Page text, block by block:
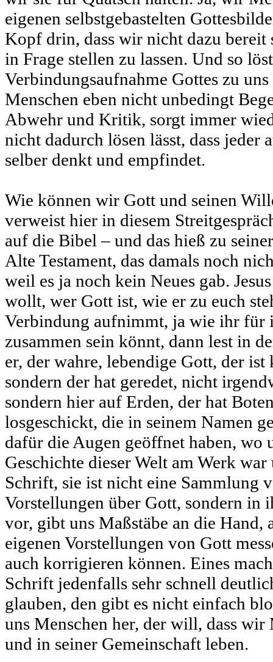
eigenen selbstgebastelten
Kopf drin, dass wir nicht dazu bereit
in Frage stellen zu lassen. Und so
Verbindungsaufnahme Gottes zu
Menschen eben nicht unbedingt
Abwehr und Kritik, sorgt immer
nicht dadurch lösen lässt, dass jeder
selber denkt und empfindet.
Wie können wir Gott und seinen
verweist hier in diesem
auf die Bibel – und das hieß zu
Alte Testament, das damals noch
weil es ja noch kein Neues gab.
wollt, wer Gott ist, wie er zu euch
Verbindung aufnimmt, ja wie ihr für
zusammen sein könnt, dann lest in
er, der wahre, lebendige Gott, der
sondern der hat geredet, nicht
sondern hier auf Erden, der hat
losgeschickt, die in seinem Namen
dafür die Augen geöffnet haben, wo
Geschichte dieser Welt am Werk
Schrift, sie ist nicht eine Sammlung
Vorstellungen über Gott, sondern in
vor, gibt uns Maßstäbe an die Hand,
eigenen Vorstellungen von Gott
auch korrigieren können. Eines
Schrift jedenfalls sehr schnell
glauben, den gibt es nicht einfach
uns Menschen her, der will, dass wir
und in seiner Gemeinschaft leben.